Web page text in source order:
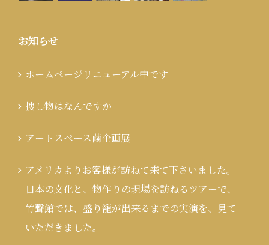
お知らせ
ホームページリニューアル中です
捜し物はなんですか
アートスペース繭企画展
アメリカよりお客様が訪ねて来て下さいました。
日本の文化と、物作りの現場を訪ねるツアーで、
竹聲館では、盛り籠が出来るまでの実演を、見て
いただきました。